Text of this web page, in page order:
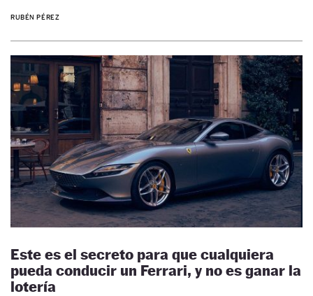
RUBÉN PÉREZ
Este es el secreto para que cualquiera
pueda conducir un Ferrari, y no es ganar la
lotería